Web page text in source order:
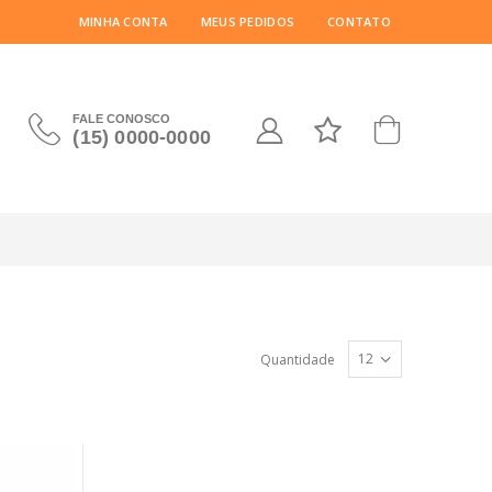
MINHA CONTA MEUS PEDIDOS CONTATO
FALE CONOSCO
(15) 0000-0000
Quantidade